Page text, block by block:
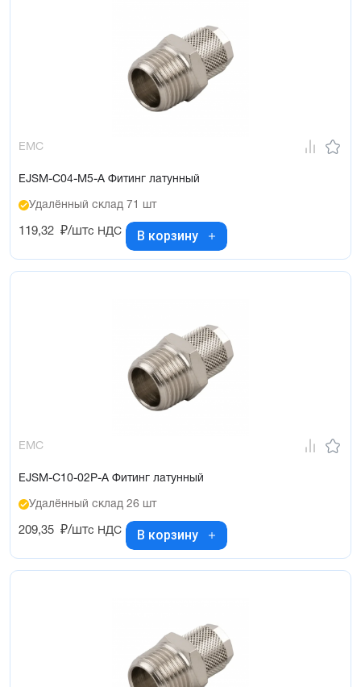
EMC
EJSM-C04-M5-A Фитинг латунный
Удалённый склад 71 шт
119,32 ₽/штс НДС В корзину
EMC
EJSM-C10-02P-A Фитинг латунный
Удалённый склад 26 шт
209,35 ₽/штс НДС В корзину